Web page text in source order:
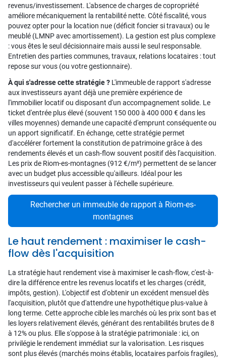
revenus/investissement. L'absence de charges de copropriété
améliore mécaniquement la rentabilité nette. Côté fiscalité, vous
pouvez opter pour la location nue (déficit foncier si travaux) ou le
meublé (LMNP avec amortissement). La gestion est plus complexe
: vous êtes le seul décisionnaire mais aussi le seul responsable.
Entretien des parties communes, travaux, relations locataires : tout
repose sur vous (ou votre gestionnaire).
À qui s'adresse cette stratégie ? L'immeuble de rapport s'adresse
aux investisseurs ayant déjà une première expérience de
l'immobilier locatif ou disposant d'un accompagnement solide. Le
ticket d'entrée plus élevé (souvent 150 000 à 400 000 € dans les
villes moyennes) demande une capacité d'emprunt conséquente ou
un apport significatif. En échange, cette stratégie permet
d'accélérer fortement la constitution de patrimoine grâce à des
rendements élevés et un cash-flow souvent positif dès l'acquisition.
Les prix de Riom-es-montagnes (912 €/m²) permettent de se lancer
avec un budget plus accessible qu'ailleurs. Idéal pour les
investisseurs qui veulent passer à l'échelle supérieure.
Rechercher un immeuble de rapport à Riom-es-
montagnes
Le haut rendement : maximiser le cash-
flow dès l'acquisition
La stratégie haut rendement vise à maximiser le cash-flow, c'est-à-
dire la différence entre les revenus locatifs et les charges (crédit,
impôts, gestion). L'objectif est d'obtenir un excédent mensuel dès
l'acquisition, plutôt que d'attendre une hypothétique plus-value à
long terme. Cette approche cible les marchés où les prix sont bas et
les loyers relativement élevés, générant des rentabilités brutes de 8
à 12% ou plus. Elle s'oppose à la stratégie patrimoniale : ici, on
privilégie le rendement immédiat sur la valorisation. Les risques
sont plus élevés (marchés moins établis, locataires parfois fragiles),